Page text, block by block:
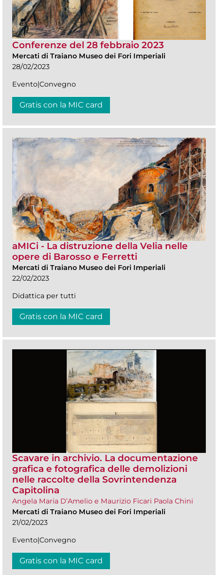
Conferenze del 28 febbraio 2023
Mercati di Traiano Museo dei Fori Imperiali
28/02/2023
Evento|Convegno
Gratis con la MIC card
aMICi - La distruzione della Velia nelle
opere di Barosso e Ferretti
Mercati di Traiano Museo dei Fori Imperiali
22/02/2023
Didattica per tutti
Gratis con la MIC card
Scavare in archivio. La documentazione
grafica e fotografica delle demolizioni
nelle raccolte della Sovrintendenza
Capitolina
Angela Maria D’Amelio e Maurizio Ficari Paola Chini
Mercati di Traiano Museo dei Fori Imperiali
21/02/2023
Evento|Convegno
Gratis con la MIC card